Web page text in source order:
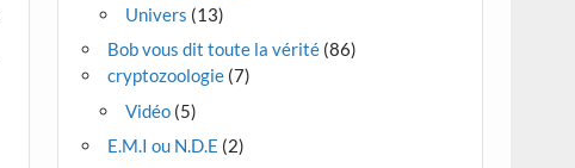
Univers (13)
Bob vous dit toute la vérité (86)
cryptozoologie (7)
Vidéo (5)
E.M.I ou N.D.E (2)